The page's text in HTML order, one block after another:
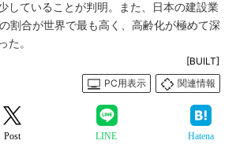
していることが判明。また、日本の建設業
割合が世界で最も高く、高齢化が極めて深
た。
[BUILT]
PC用表示
関連情報
Post LINE Hatena